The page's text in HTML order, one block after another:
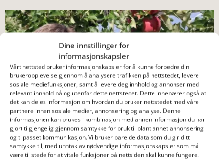
Dine innstillinger for
informasjonskapsler
Vårt nettsted bruker informasjonskapsler for å kunne forbedre din
brukeropplevelse gjennom å analysere trafikken på nettstedet, levere
sosiale mediefunksjoner, samt å levere deg innhold og annonser med
relevant innhold på og utenfor dette nettstedet. Dette innebærer også at
det kan deles informasjon om hvordan du bruker nettstedet med våre
partnere innen sosiale medier, annonsering og analyse. Denne
informasjonen kan brukes i kombinasjon med annen informasjon du har
gjort tilgjengelig gjennom samtykke for bruk til blant annet annonsering
og tilpasset kommunikasjon. Vi bruker bare de data som du gir ditt
samtykke til, med unntak av nødvendige informasjonskapsler som må
være til stede for at vitale funksjoner på nettsiden skal kunne fungere.
AVDELING FOR KURS, MARKED OG UTVIKLING
Christina Buri
Gartner